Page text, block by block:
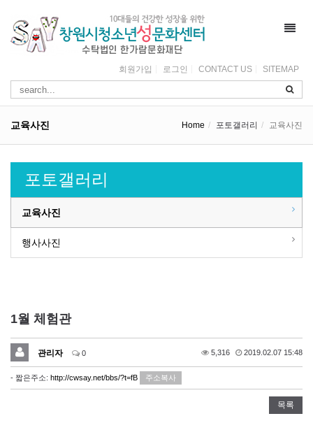
회원가입 로그인 CONTACT US SITEMAP
교육사진 Home 포토갤러리 교육사진
포토갤러리
교육사진
행사사진
1월 체험관
관리자 0 5,316 2019.02.07 15:48
- 짧은주소: http://cwsay.net/bbs/?t=fB 주소복사
목록